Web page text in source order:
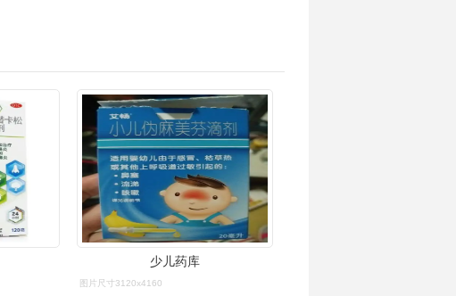
少儿药库
图片尺寸3120x4160